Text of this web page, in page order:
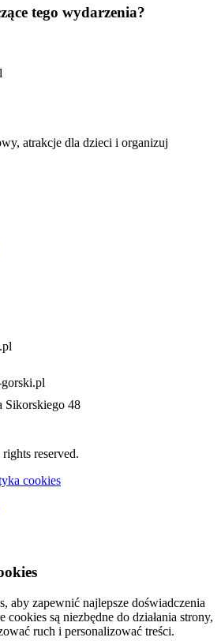
tego wydarzenia?
atrakcje dla dzieci i organizuj
Sikorskiego 48
reserved.
cookies
aby zapewnić najlepsze doświadczenia
cookies są niezbędne do działania strony,
ruch i personalizować treści.